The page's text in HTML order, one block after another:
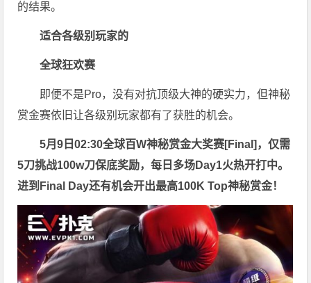
的结果。
适合各级别玩家的
全球狂欢赛
即便不是Pro，没有对抗顶级大神的硬实力，但神秘
赏金赛依旧让各级别玩家都有了获胜的机会。
5月9日02:30全球百W神秘赏金大奖赛[Final] ，仅需
5刀挑战100w刀保底奖励，每日多场Day1火热开打中。
进到Final Day还有机会开出最高100K Top神秘赏金！